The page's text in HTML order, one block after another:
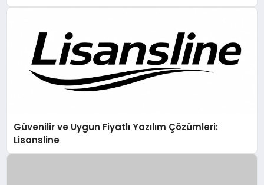
Güvenilir ve Uygun Fiyatlı Yazılım Çözümleri:
Lisansline